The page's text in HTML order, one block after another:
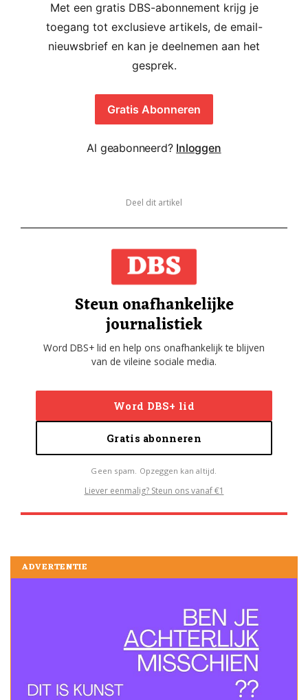
Met een gratis DBS-abonnement krijg je
toegang tot exclusieve artikels, de email-
nieuwsbrief en kan je deelnemen aan het
gesprek.
Gratis Abonneren
Al geabonneerd? Inloggen
Deel dit artikel
Steun onafhankelijke
journalistiek
Word DBS+ lid en help ons onafhankelijk te blijven
van de vileine sociale media.
Word DBS+ lid
Gratis abonneren
Geen spam. Opzeggen kan altijd.
Liever eenmalig? Steun ons vanaf €1
ADVERTENTIE